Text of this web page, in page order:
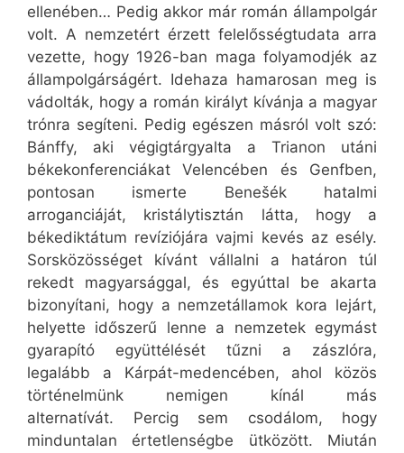
ellenében… Pedig akkor már román állampolgár
volt. A nemzetért érzett felelősségtudata arra
vezette, hogy 1926-ban maga folyamodjék az
állampolgárságért. Idehaza hamarosan meg is
vádolták, hogy a román királyt kívánja a magyar
trónra segíteni. Pedig egészen másról volt szó:
Bánffy, aki végigtárgyalta a Trianon utáni
békekonferenciákat Velencében és Genfben,
pontosan ismerte Benešék hatalmi
arroganciáját, kristálytisztán látta, hogy a
békediktátum revíziójára vajmi kevés az esély.
Sorsközösséget kívánt vállalni a határon túl
rekedt magyarsággal, és egyúttal be akarta
bizonyítani, hogy a nemzetállamok kora lejárt,
helyette időszerű lenne a nemzetek egymást
gyarapító együttélését tűzni a zászlóra,
legalább a Kárpát-medencében, ahol közös
történelmünk nemigen kínál más
alternatívát. Percig sem csodálom, hogy
minduntalan értetlenségbe ütközött. Miután